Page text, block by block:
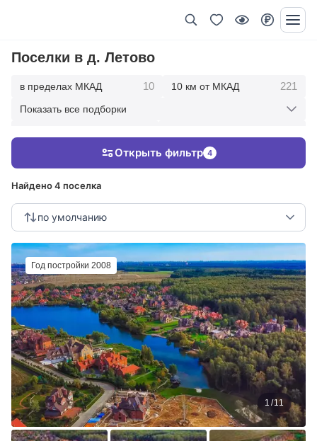
Поселки в д. Летово
в пределах МКАД 10 10 км от МКАД 221
Показать все подборки
Найдено 4 поселка
по умолчанию
Открыть фильтр 4
Год постройки 2008
1/11